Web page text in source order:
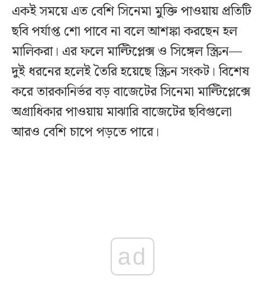
একই সময়ে এত বেশি সিনেমা মুক্তি পাওয়ায় প্রতিটি
ছবি পর্যাপ্ত শো পাবে না বলে আশঙ্কা করছেন হল
মালিকরা। এর ফলে মাল্টিপ্লেক্স ও সিঙ্গেল স্ক্রিন—
দুই ধরনের হলেই তৈরি হয়েছে স্ক্রিন সংকট। বিশেষ
করে তারকানির্ভর বড় বাজেটের সিনেমা মাল্টিপ্লেক্সে
অগ্রাধিকার পাওয়ায় মাঝারি বাজেটের ছবিগুলো
আরও বেশি চাপে পড়তে পারে।
ad